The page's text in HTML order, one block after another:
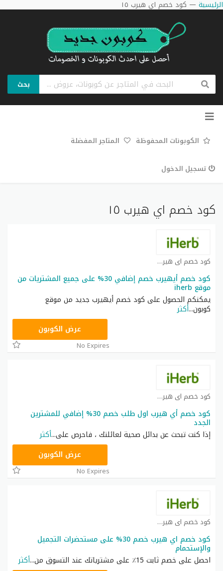
الرئيسية — كود خصم اي هيرب ١٥
بحث
تخطي
الكوبونات المحفوظة المتاجر المفضلة
تسجيل الدخول
كود خصم اي هيرب ١٥
كود خصم اي هيرب كوبون
كود خصم أيهيرب خصم إضافي 30% على جميع المشتريات من
موقع iherb
يمكنكم الحصول على كود خصم أيهيرب جديد من موقع
كوبون...أكثر
OBP3235عرض الكوبون
No Expires
كود خصم اي هيرب كوبون
كود خصم أي هيرب اول طلب خصم 30% إضافي للمشترين
الجدد
إذا كنت تبحث عن بدائل صحية لعائلتك ، فاحرص على...أكثر
OBP3235عرض الكوبون
No Expires
كود خصم اي هيرب كوبون
كود خصم اي هيرب خصم 30% على مستحضرات التجميل
والإستحمام
احصل على خصم ثابت 15٪ على مشترياتك عند التسوق من
...أكثر